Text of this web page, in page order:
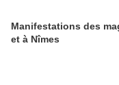
Manifestations des
et à Nîmes